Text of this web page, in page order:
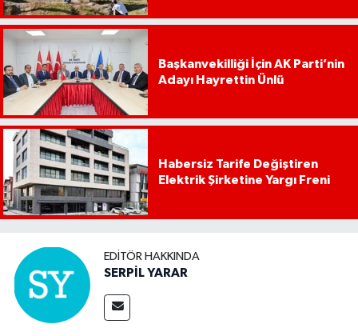
Başkanvekilliği İçin AK Parti’nin
Adayı Hayrettin Ünlü
Habersiz Tarife Değiştiren
Elektrik Şirketine Yargı Freni
EDITÖR HAKKINDA
SERPİL YARAR